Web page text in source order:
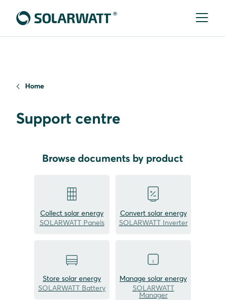
Home
Support centre
Browse documents by product
Collect solar energy
SOLARWATT Panels
Convert solar energy
SOLARWATT Inverter
Store solar energy
SOLARWATT Battery
Manage solar energy
SOLARWATT
Manager